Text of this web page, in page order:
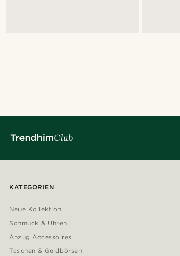
KATEGORIEN
Neue Kollektion
Schmuck & Uhren
Anzug Accessoires
Taschen & Geldbörsen